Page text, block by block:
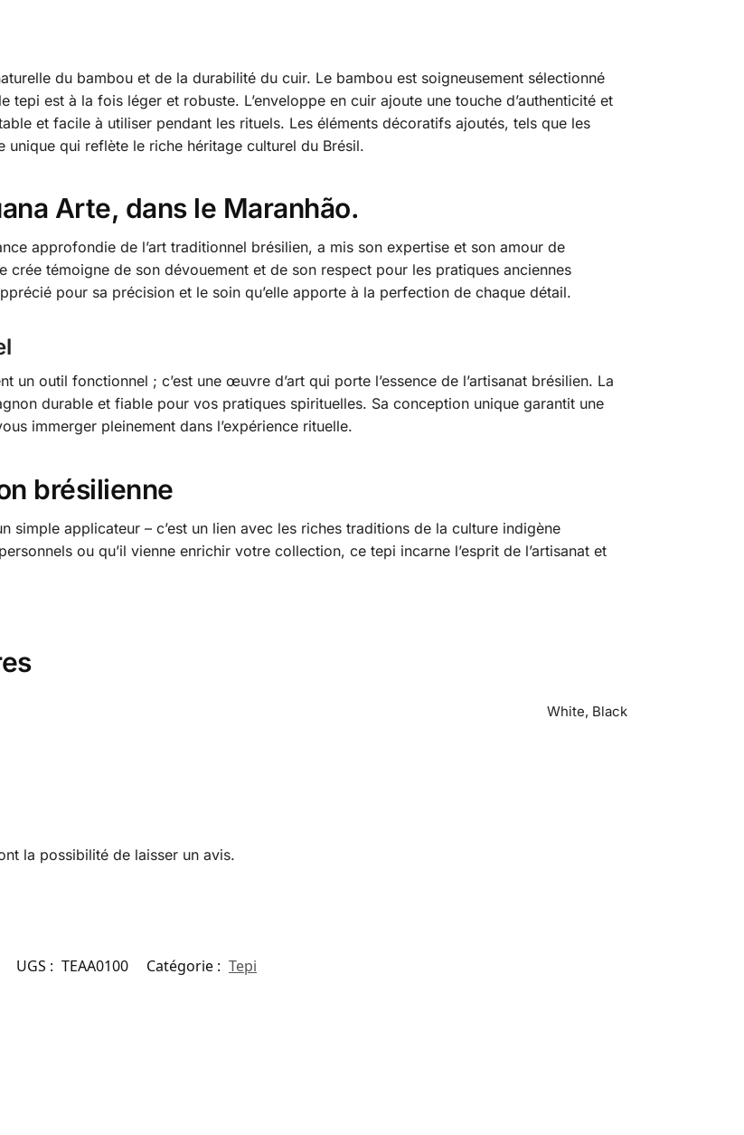
du bambou et de la durabilité du cuir. Le bambou est soigneusement sélectionné
est à la fois léger et robuste. L’enveloppe en cuir ajoute une touche d’authenticité et
et facile à utiliser pendant les rituels. Les éléments décoratifs ajoutés, tels que les
qui reflète le riche héritage culturel du Brésil.
Arte, dans le Maranhão.
approfondie de l’art traditionnel brésilien, a mis son expertise et son amour de
crée témoigne de son dévouement et de son respect pour les pratiques anciennes
pour sa précision et le soin qu’elle apporte à la perfection de chaque détail.
un outil fonctionnel ; c’est une œuvre d’art qui porte l’essence de l’artisanat brésilien. La
durable et fiable pour vos pratiques spirituelles. Sa conception unique garantit une
immerger pleinement dans l’expérience rituelle.
brésilienne
simple applicateur – c’est un lien avec les riches traditions de la culture indigène
ou qu’il vienne enrichir votre collection, ce tepi incarne l’esprit de l’artisanat et
White, Black
la possibilité de laisser un avis.
UGS : TEAA0100 Catégorie : Tepi